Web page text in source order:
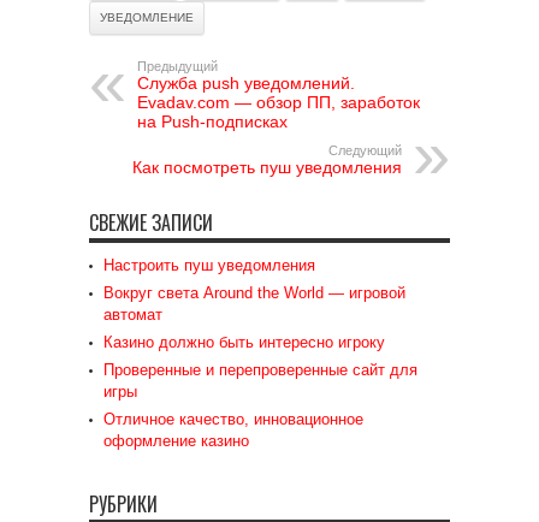
УВЕДОМЛЕНИЕ
Предыдущий
Служба push уведомлений.
Evadav.com — обзор ПП, заработок
на Push-подписках
Следующий
Как посмотреть пуш уведомления
СВЕЖИЕ ЗАПИСИ
Настроить пуш уведомления
Вокруг света Around the World — игровой
автомат
Казино должно быть интересно игроку
Проверенные и перепроверенные сайт для
игры
Отличное качество, инновационное
оформление казино
РУБРИКИ